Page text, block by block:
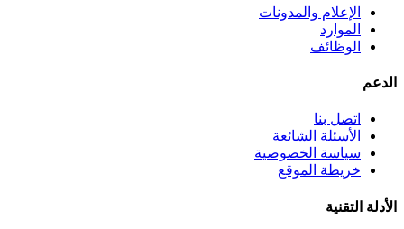
الإعلام والمدونات
الموارد
الوظائف
الدعم
اتصل بنا
الأسئلة الشائعة
سياسة الخصوصية
خريطة الموقع
الأدلة التقنية